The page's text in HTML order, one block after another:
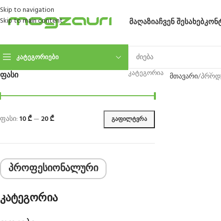
Skip to navigation
Skip to main content
ᲛᲐᲦᲐᲖᲘᲐᲩᲕᲔᲜ ᲨᲔᲡᲐᲮᲔᲑ
ᲙᲐᲢᲔᲒᲝᲠᲘᲔᲑᲘ
ᲙᲐᲢᲔᲒᲝᲠᲘᲐ
ᲤᲐᲡᲘ
ᲒᲐᲤᲘᲚᲢᲕᲠᲐ
ფასი: 10 ₾— 20 ₾
პროფესიონალური
კატეგორია
მთავარი